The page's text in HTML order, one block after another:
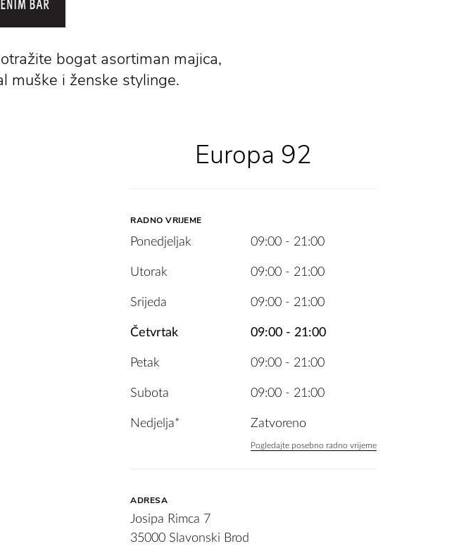
bogat asortiman majica,
muške i ženske stylinge.
Europa 92
RADNO VRIJEME
Ponedjeljak 09:00 - 21:00
Utorak 09:00 - 21:00
Srijeda 09:00 - 21:00
Četvrtak 09:00 - 21:00
Petak 09:00 - 21:00
Subota 09:00 - 21:00
Nedjelja* Zatvoreno
Pogledajte posebno radno vrijeme
ADRESA
Josipa Rimca 7
35000 Slavonski Brod